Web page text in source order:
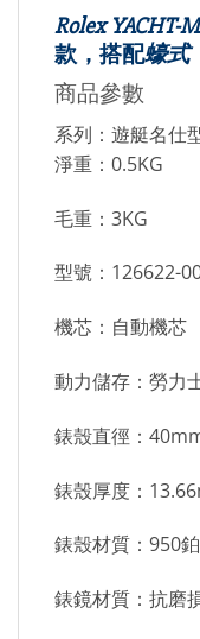
Rolex YACHT-
款，搭配蠔式
商品參數
系列：遊艇名仕
淨重：0.5KG
毛重：3KG
型號：126622-
機芯：自動機芯
動力儲存：勞力
錶殼直徑：
錶殼厚度：
錶殼材質：950
錶鏡材質：抗磨